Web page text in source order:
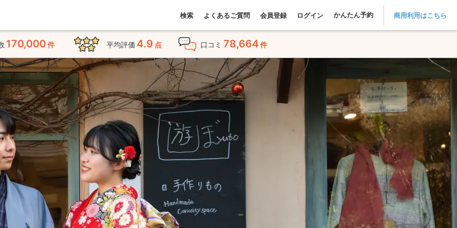
検索 よくあるご質問 会員登録 ログイン かんたん予約 商用利用はこちら
170,000件 平均評価 4.9 点 口コミ 78,664件